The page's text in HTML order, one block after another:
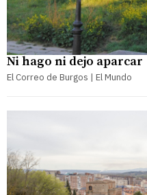
Ni hago ni dejo aparcar
El Correo de Burgos | El Mundo